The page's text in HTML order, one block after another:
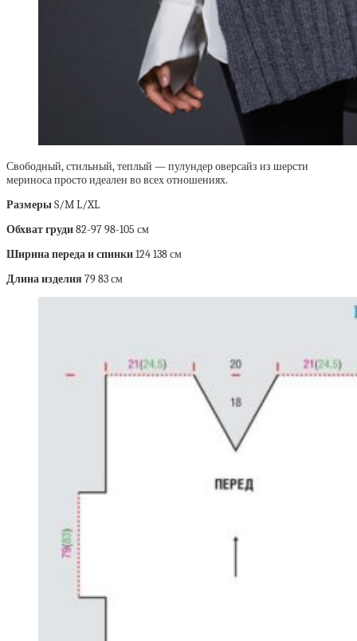
Свободный, стильный, теплый — пулундер оверсайз из шерсти
мериноса просто идеален во всех отношениях.
РазмерыS/M L/XL
Обхват груди82-97 98-105 см
Ширина переда и спинки124 138 см
Длина изделия 79 83 см